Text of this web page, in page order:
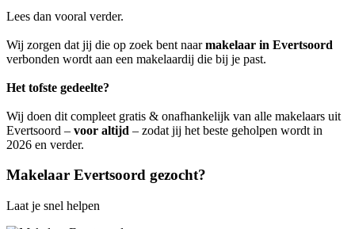
Lees dan vooral verder.
Wij zorgen dat jij die op zoek bent naarmakelaar in Evertsoord
verbonden wordt aan een makelaardij die bij je past.
Het tofste gedeelte?
Wij doen dit compleet gratis & onafhankelijk van alle makelaars uit
Evertsoord – voor altijd – zodat jij het beste geholpen wordt in
2026 en verder.
Makelaar Evertsoord gezocht?
Laat je snel helpen